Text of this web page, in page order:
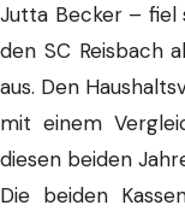
Jutta Becker – fiel
den SC Reisbach
aus. Den
mit einem
diesen beiden
Die beiden